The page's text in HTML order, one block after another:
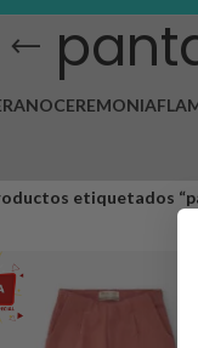
CEREMONIA
etiquetados